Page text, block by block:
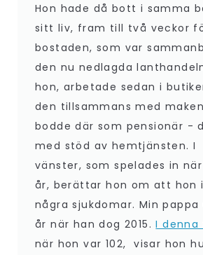
Hon hade då bott i samma
sitt liv, fram till två veckor
bostaden, som var
den nu nedlagda
hon, arbetade sedan i
den tillsammans med
bodde där som pensionär -
med stöd av hemtjänsten.
vänster, som spelades in
år, berättar hon om att hon
några sjukdomar. Min pappa
år när han dog 2015.I
när hon var 102, visar hon